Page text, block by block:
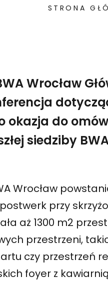
STRONA
Wrocław
okazja do
siedziby
Wrocław
przy
aż 1300 m2
przestrzeni,
czy przestrzeń
foyer z